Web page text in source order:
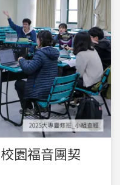
園福音團契